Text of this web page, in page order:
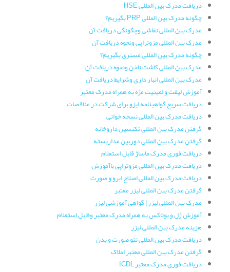
دریافت مدرک بین المللی HSE
چگونه مدرک بین المللی PRP بگیریم؟
مدرک بین المللی نقاشی وچگونگی دریافت آن
مدرک بین المللی مزوتراپی ونحوه دریافت آن
چگونه مدرک بین المللی مستری بگیریم؟
مدرک بین المللی کاشت ناخن ونحوه دریافت آن
مدرک بین المللی انبار داری وشرایط دریافت آن
آموزش لیفت و لمینیت مژه به همراه مدرک معتبر
دریافت سریع گواهینامه ایزو برای شرکت در مناقصات
دریافت مدرک بین المللی نسخه خوانی
گرفتن مدرک بین المللی تکنسین داروخانه
گرفتن مدرک بین المللی دوربین مداربسته
دریافت فوری مدرک ماساژ قابل استعلام
دریافت مدرک بین المللی مزوتراپی باآموزش
دریافت مدرک بین المللی اصلاح ابرو و صورت
گرفتن مدرک بین المللی لیزر معتبر
مدرک بین المللی لیزر | گواهی آموزشی لیزر
آموزش ژل و بوتاکس به همراه مدرک معتبر وقابل استعلام
هزینه مدرک بین المللی لیزر
دریافت مدرک بین المللی تتو صورت و بدن
گرفتن مدرک بین المللی معتبر املاک
دریافت فوری مدرک معتبر ICDL